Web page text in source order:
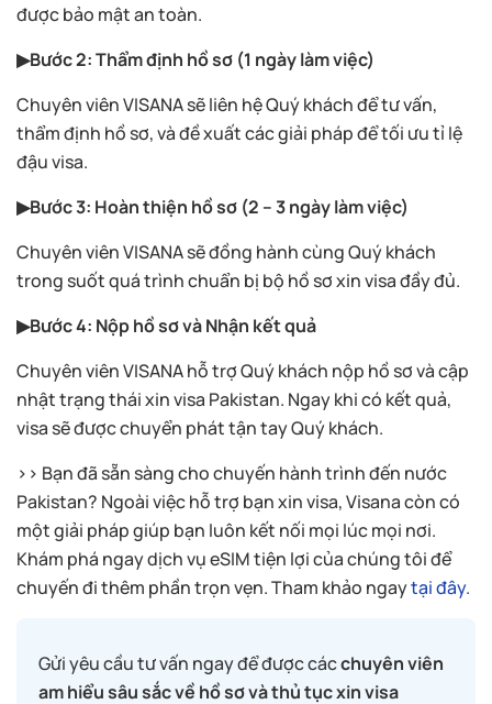
được bảo mật an toàn.
▶Bước 2: Thẩm định hồ sơ (1 ngày làm việc)
Chuyên viên VISANA sẽ liên hệ Quý khách để tư vấn,
thẩm định hồ sơ, và đề xuất các giải pháp để tối ưu tỉ lệ
đậu visa.
▶Bước 3: Hoàn thiện hồ sơ (2 – 3 ngày làm việc)
Chuyên viên VISANA sẽ đồng hành cùng Quý khách
trong suốt quá trình chuẩn bị bộ hồ sơ xin visa đầy đủ.
▶Bước 4: Nộp hồ sơ và Nhận kết quả
Chuyên viên VISANA hỗ trợ Quý khách nộp hồ sơ và cập
nhật trạng thái xin visa Pakistan. Ngay khi có kết quả,
visa sẽ được chuyển phát tận tay Quý khách.
>> Bạn đã sẵn sàng cho chuyến hành trình đến nước
Pakistan? Ngoài việc hỗ trợ bạn xin visa, Visana còn có
một giải pháp giúp bạn luôn kết nối mọi lúc mọi nơi.
Khám phá ngay dịch vụ eSIM tiện lợi của chúng tôi để
chuyến đi thêm phần trọn vẹn. Tham khảo ngaytại đây.
Gửi yêu cầu tư vấn ngay để được cácchuyên viên
am hiểu sâu sắc về hồ sơ và thủ tục xin visa